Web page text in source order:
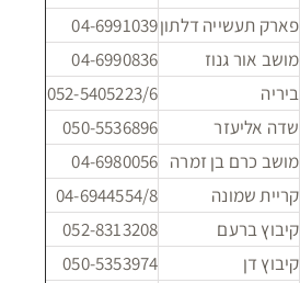
פארק תעשייה דלתון04-6991039
מושב אור גנוז
04-6990836
ביריה
052-5405223/6
שדה אליעזר
050-5536896
מושב כרם בן זמרה 04-6980056
קריית שמונה
04-6944554/8
קיבוץ ברעם
052-8313208
קיבוץ דן
050-5353974